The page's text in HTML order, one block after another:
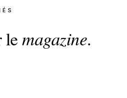
lemagazine.